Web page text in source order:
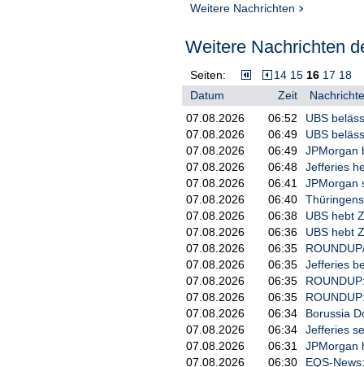
Weitere Nachrichten
Weitere Nachrichten
Seiten: 14 15 16 17 18
Datum
Zeit
07.08.2026
06:52
UBS
07.08.2026
06:49
UBS
07.08.2026
06:49
JPMorgan
07.08.2026
06:48
Jefferies
07.08.2026
06:41
JPMorgan
07.08.2026
06:40
07.08.2026
06:38
UBS hebt
07.08.2026
06:36
UBS hebt
07.08.2026
06:35
07.08.2026
06:35
Jefferies
07.08.2026
06:35
07.08.2026
06:35
07.08.2026
06:34
Borussia
07.08.2026
06:34
Jefferies
07.08.2026
06:31
JPMorgan
07.08.2026
06:30
EQS-